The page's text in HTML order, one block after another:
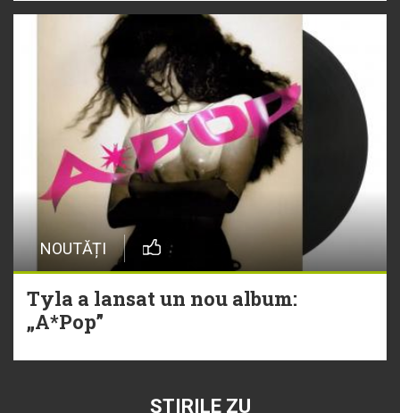
NOUTĂȚI
Tyla a lansat un nou album:
„A*Pop”
ȘTIRILE ZU